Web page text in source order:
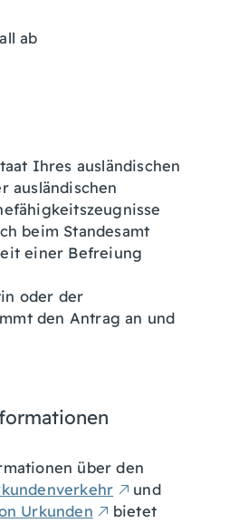
ab
Ihres ausländischen
ausländischen
beim Standesamt
einer Befreiung
oder der
den Antrag an und
über den
und
Urkunden
bietet